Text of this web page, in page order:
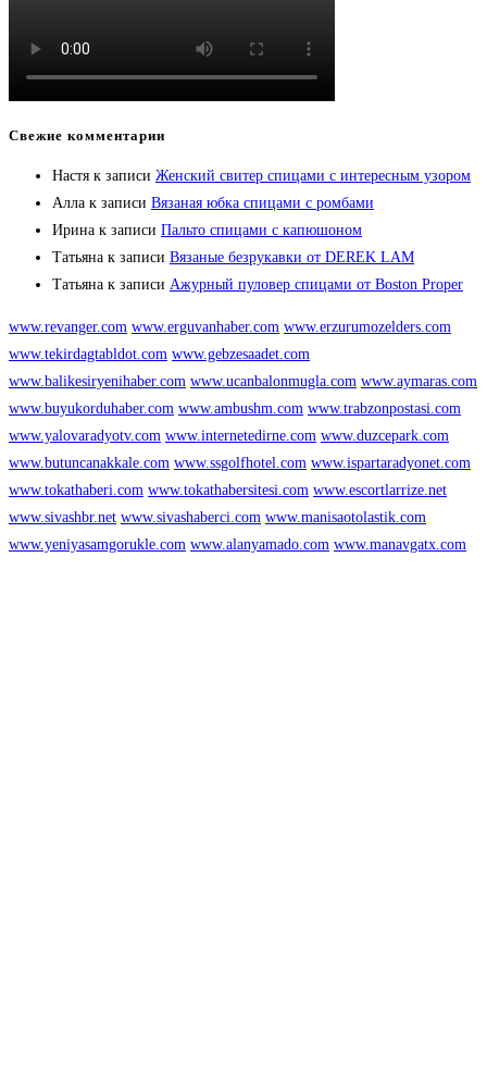
Свежие комментарии
Настя к записи Женский свитер спицами с интересным узором
Алла к записи Вязаная юбка спицами с ромбами
Ирина к записи Пальто спицами с капюшоном
Татьяна к записи Вязаные безрукавки от DEREK LAM
Татьяна к записи Ажурный пуловер спицами от Boston Proper
www.revanger.com www.erguvanhaber.com www.erzurumozelders.com
www.tekirdagtabldot.com www.gebzesaadet.com
www.balikesiryenihaber.com www.ucanbalonmugla.com www.aymaras.com
www.buyukorduhaber.com www.ambushm.com www.trabzonpostasi.com
www.yalovaradyotv.com www.internetedirne.com www.duzcepark.com
www.butuncanakkale.com www.ssgolfhotel.com www.ispartaradyonet.com
www.tokathaberi.com www.tokathabersitesi.com www.escortlarrize.net
www.sivashbr.net www.sivashaberci.com www.manisaotolastik.com
www.yeniyasamgorukle.com www.alanyamado.com www.manavgatx.com